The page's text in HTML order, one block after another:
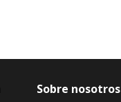
Sobre nosotros